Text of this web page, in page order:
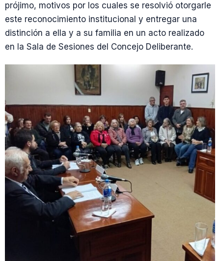
prójimo, motivos por los cuales se resolvió otorgarle
este reconocimiento institucional y entregar una
distinción a ella y a su familia en un acto realizado
en la Sala de Sesiones del Concejo Deliberante.